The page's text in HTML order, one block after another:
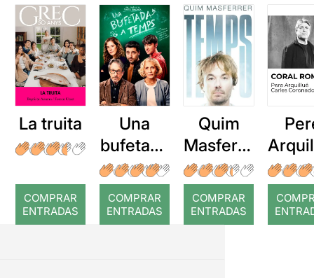
La truita
COMPRAR
ENTRADAS
Una
bufetada
a temps
COMPRAR
ENTRADAS
Quim
Masferre
r: Temps
COMPRAR
ENTRADAS
: